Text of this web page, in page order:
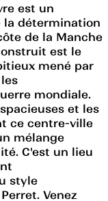
est un
la détermination
de la Manche
est le
mené par
mondiale.
et les
ce centre-ville
mélange
C'est un lieu
style
Venez